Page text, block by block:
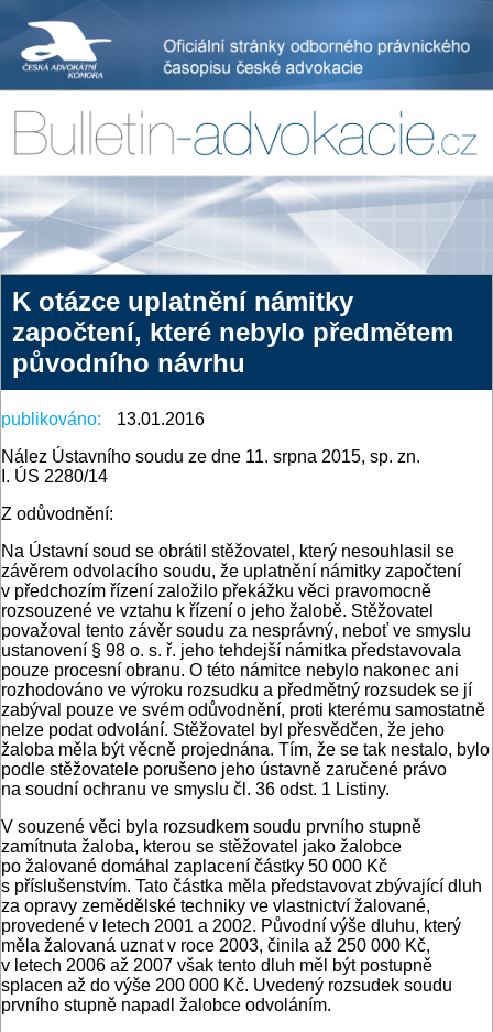
K otázce uplatnění námitky
započtení, které nebylo předmětem
původního návrhu
publikováno:
13.01.2016
Nález Ústavního soudu ze dne 11. srpna 2015, sp. zn.
I. ÚS 2280/14
Z odůvodnění:
Na Ústavní soud se obrátil stěžovatel, který nesouhlasil se
závěrem odvolacího soudu, že uplatnění námitky započtení
v předchozím řízení založilo překážku věci pravomocně
rozsouzené ve vztahu k řízení o jeho žalobě. Stěžovatel
považoval tento závěr soudu za nesprávný, neboť ve smyslu
ustanovení § 98 o. s. ř. jeho tehdejší námitka představovala
pouze procesní obranu. O této námitce nebylo nakonec ani
rozhodováno ve výroku rozsudku a předmětný rozsudek se jí
zabýval pouze ve svém odůvodnění, proti kterému samostatně
nelze podat odvolání. Stěžovatel byl přesvědčen, že jeho
žaloba měla být věcně projednána. Tím, že se tak nestalo, bylo
podle stěžovatele porušeno jeho ústavně zaručené právo
na soudní ochranu ve smyslu čl. 36 odst. 1 Listiny.
V souzené věci byla rozsudkem soudu prvního stupně
zamítnuta žaloba, kterou se stěžovatel jako žalobce
po žalované domáhal zaplacení částky 50 000 Kč
s příslušenstvím. Tato částka měla představovat zbývající dluh
za opravy zemědělské techniky ve vlastnictví žalované,
provedené v letech 2001 a 2002. Původní výše dluhu, který
měla žalovaná uznat v roce 2003, činila až 250 000 Kč,
v letech 2006 až 2007 však tento dluh měl být postupně
splacen až do výše 200 000 Kč. Uvedený rozsudek soudu
prvního stupně napadl žalobce odvoláním.